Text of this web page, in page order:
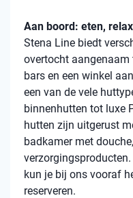
Aan boord: eten,
Stena Line biedt
overtocht aangenaam
bars en een winkel
een van de vele
binnenhutten tot luxe
hutten zijn uitgerust
badkamer met
kun je bij ons vooraf
reserveren.